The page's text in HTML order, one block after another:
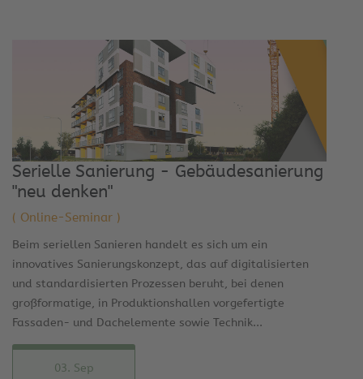
Serielle Sanierung - Gebäudesanierung
"neu denken"
( Online-Seminar )
Beim seriellen Sanieren handelt es sich um ein
innovatives Sanierungskonzept, das auf digitalisierten
und standardisierten Prozessen beruht, bei denen
großformatige, in Produktionshallen vorgefertigte
Fassaden- und Dachelemente sowie Technik...
03. Sep